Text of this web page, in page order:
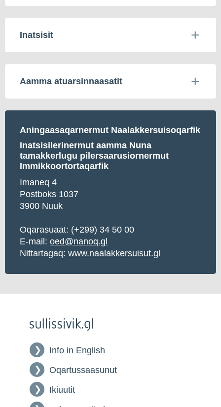
Inatsisit
Aamma atuarsinnaasatit
Aningaasaqarnermut Naalakkersuisoqarfik
Inatsisilerinermut aamma Nuna
tamakkerlugu pilersaarusiornermut
Immikkoortortaqarfik
Imaneq 4
Postboks 1037
3900 Nuuk
Oqarasuaat: (+299) 34 50 00
E-mail: oed@nanoq.gl
Nittartagaq: www.naalakkersuisut.gl
Info in English
Oqartussaasunut
Ikiuutit